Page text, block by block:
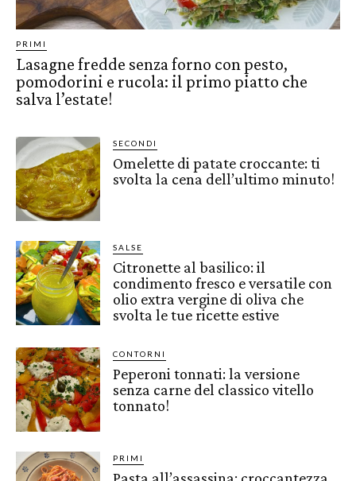
PRIMI
Lasagne fredde senza forno con pesto,
pomodorini e rucola: il primo piatto che
salva l’estate!
SECONDI
Omelette di patate croccante: ti
svolta la cena dell’ultimo minuto!
SALSE
Citronette al basilico: il
condimento fresco e versatile con
olio extra vergine di oliva che
svolta le tue ricette estive
CONTORNI
Peperoni tonnati: la versione
senza carne del classico vitello
tonnato!
PRIMI